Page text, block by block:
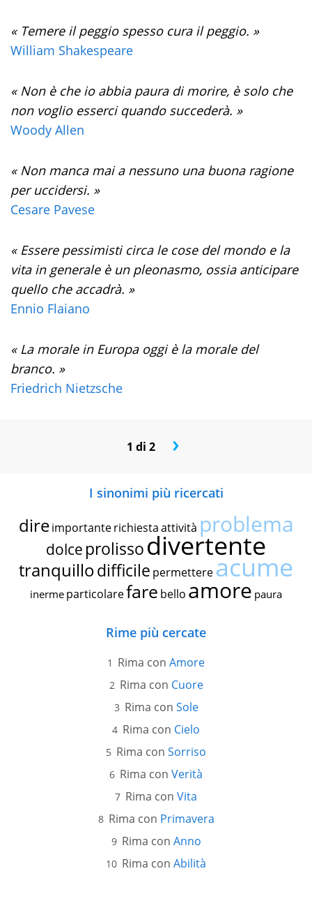
« Temere il peggio spesso cura il peggio. »
William Shakespeare
« Non è che io abbia paura di morire, è solo che
non voglio esserci quando succederà. »
Woody Allen
« Non manca mai a nessuno una buona ragione
per uccidersi. »
Cesare Pavese
« Essere pessimisti circa le cose del mondo e la
vita in generale è un pleonasmo, ossia anticipare
quello che accadrà. »
Ennio Flaiano
« La morale in Europa oggi è la morale del
branco. »
Friedrich Nietzsche
1 di 2 ›
I sinonimi più ricercati
dire importante richiestaattività problema
dolce prolissodivertente
tranquillodifficile permettereacume
inerme particolarefare bello amore paura
Rime più cercate
Rima con Amore
Rima con Cuore
Rima con Sole
Rima con Cielo
Rima con Sorriso
Rima con Verità
Rima con Vita
Rima con Primavera
Rima con Anno
Rima con Abilità